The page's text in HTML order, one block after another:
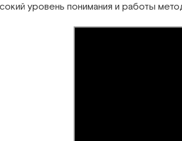
уровень понимания и работы